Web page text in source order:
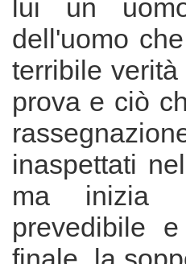
lui un
dell'uomo
terribile
prova e ciò
inaspettati
ma inizia
prevedibile